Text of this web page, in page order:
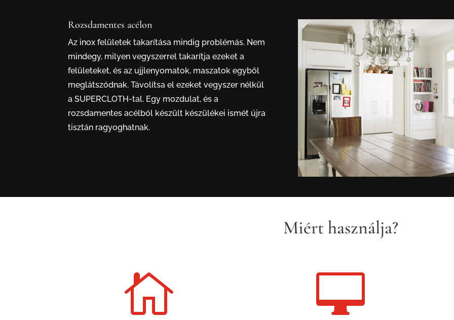
Rozsdamentes acélon
Az inox felületek takarítása mindig problémás. Nem
mindegy, milyen vegyszerrel takarítja ezeket a
felületeket, és az ujjlenyomatok, maszatok egyből
meglátszódnak. Távolítsa el ezeket vegyszer nélkül
a SUPERCLOTH-tal. Egy mozdulat, és a
rozsdamentes acélból készült készülékei ismét újra
tisztán ragyoghatnak.
Miért használja?
 